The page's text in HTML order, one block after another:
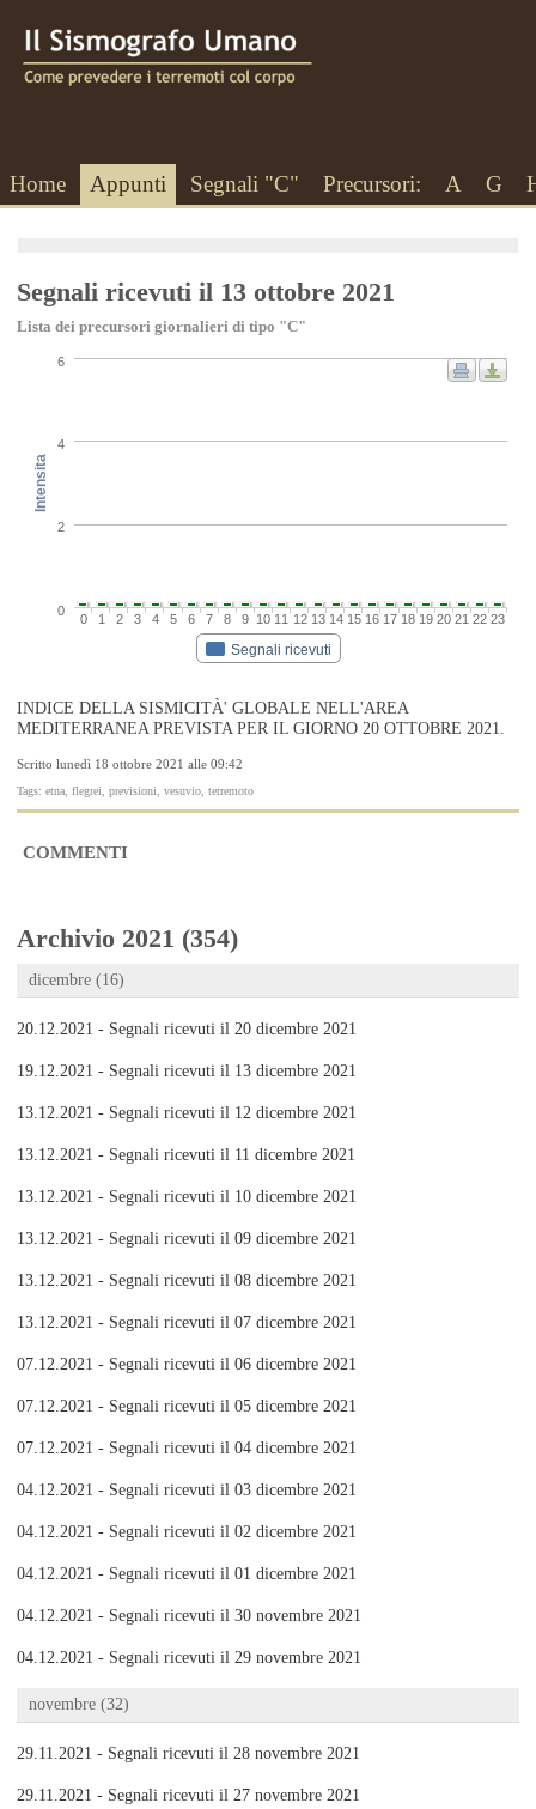
Home Appunti Segnali "C" Precursori: A G
Segnali ricevuti il 13 ottobre 2021
Lista dei precursori giornalieri di tipo "C"
Intensita
Segnali ricevuti
0 1 2 3 4 5 6 7 8 9 10 11 12 13 14 15 16 17 18 19 20 21 22 23
0
2
4
6
INDICE DELLA SISMICITÀ' GLOBALE NELL'AREA
MEDITERRANEA PREVISTA PER IL GIORNO 20 OTTOBRE 2021.
Scritto lunedì 18 ottobre 2021 alle 09:42
Tags: etna, flegrei, previsioni, vesuvio, terremoto
COMMENTI
Archivio 2021 (354)
dicembre (16)
20.12.2021 - Segnali ricevuti il 20 dicembre 2021
19.12.2021 - Segnali ricevuti il 13 dicembre 2021
13.12.2021 - Segnali ricevuti il 12 dicembre 2021
13.12.2021 - Segnali ricevuti il 11 dicembre 2021
13.12.2021 - Segnali ricevuti il 10 dicembre 2021
13.12.2021 - Segnali ricevuti il 09 dicembre 2021
13.12.2021 - Segnali ricevuti il 08 dicembre 2021
13.12.2021 - Segnali ricevuti il 07 dicembre 2021
07.12.2021 - Segnali ricevuti il 06 dicembre 2021
07.12.2021 - Segnali ricevuti il 05 dicembre 2021
07.12.2021 - Segnali ricevuti il 04 dicembre 2021
04.12.2021 - Segnali ricevuti il 03 dicembre 2021
04.12.2021 - Segnali ricevuti il 02 dicembre 2021
04.12.2021 - Segnali ricevuti il 01 dicembre 2021
04.12.2021 - Segnali ricevuti il 30 novembre 2021
04.12.2021 - Segnali ricevuti il 29 novembre 2021
novembre (32)
29.11.2021 - Segnali ricevuti il 28 novembre 2021
29.11.2021 - Segnali ricevuti il 27 novembre 2021